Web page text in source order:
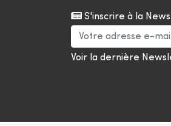
S'inscrire à la
Voir la dernière